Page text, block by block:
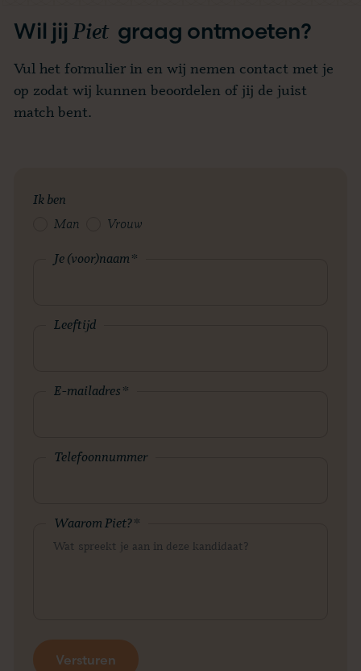
Wil jijPiet graag ontmoeten?
Vul het formulier in en wij nemen contact met je
op zodat wij kunnen beoordelen of jij de juist
match bent.
Ik ben
Man
Vrouw
Je (voor)naam*
Leeftijd
E-mailadres*
Telefoonnummer
Waarom Piet?*